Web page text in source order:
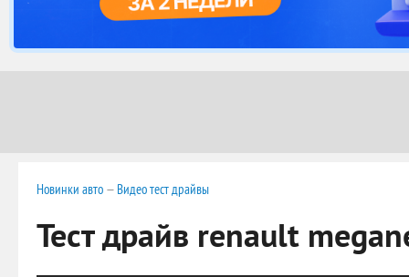
Новинки авто — Видео тест драйвы
Тест драйв renault